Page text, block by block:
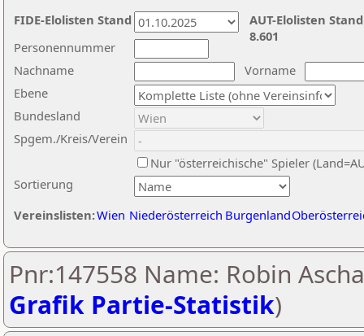
Nachname
Vorname
Ebene
Sortierung
Personennummer
Bundesland
Spgem./Kreis/Verein
Nur "österreichische" Spieler
Vereinslisten:Wien Niederösterreich Burgenland
AUT-Elolisten
8.601
FIDE-Elolisten Stand
Pnr:147558 Name: Robin
Grafik Partie-Statistik)